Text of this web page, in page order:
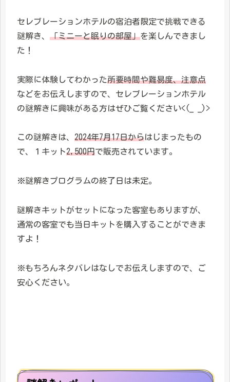
セレブレーションホテルの宿泊者限定で挑戦できる
謎解き、 「ミニーと眠りの部屋」を楽しんできまし
た！
実際に体験してわかった所要時間や難易度、注意点
などをお伝えしますので、セレブレーションホテル
の謎解きに興味がある方はぜひご覧ください<(_ _)>
この謎解きは、 2024年7月17日からはじまったもの
で、１キット2,500円で販売されています。
※謎解きプログラムの終了日は未定。
謎解きキットがセットになった客室もありますが、
通常の客室でも当日キットを購入することができま
すよ！
※もちろんネタバレはなしでお伝えしますので、ご
安心ください。